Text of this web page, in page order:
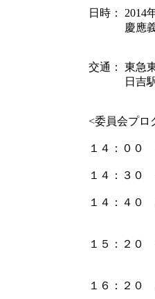
日時： 2014
慶應義塾
交通： 東急
日吉駅
<委員会プ
１４：００
１４：３０
１４：４０
○熊本水
１５：２０
○吉田
１６：２０